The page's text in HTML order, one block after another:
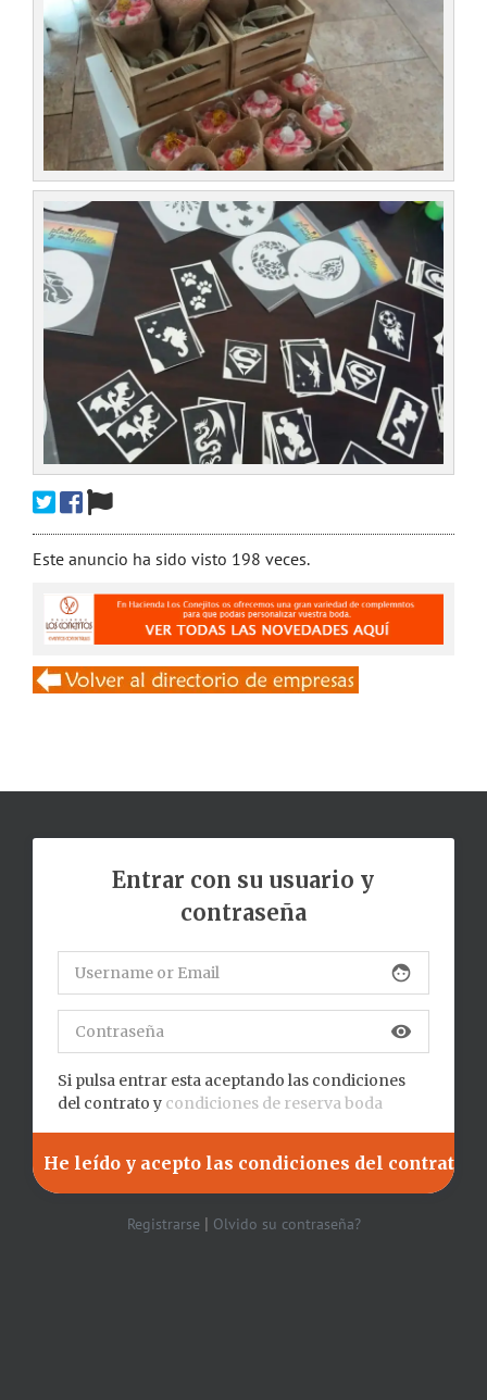
Este anuncio ha sido visto 198 veces.
Entrar con su usuario y
contraseña
face
visibility
Si pulsa entrar esta aceptando las condiciones
del contrato y condiciones de reserva boda
Registrarse| Olvido su contraseña?